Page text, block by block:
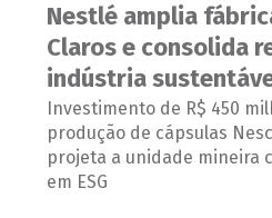
Nestlé amplia
Claros e consolida
indústria
Investimento de R$ 450
produção de cápsulas
projeta a unidade mineira
em ESG